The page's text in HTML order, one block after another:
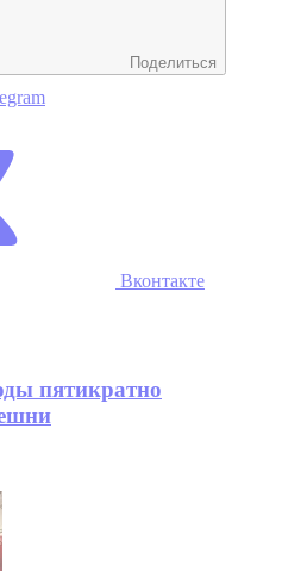
Поделиться
Вконтакте
пятикратно